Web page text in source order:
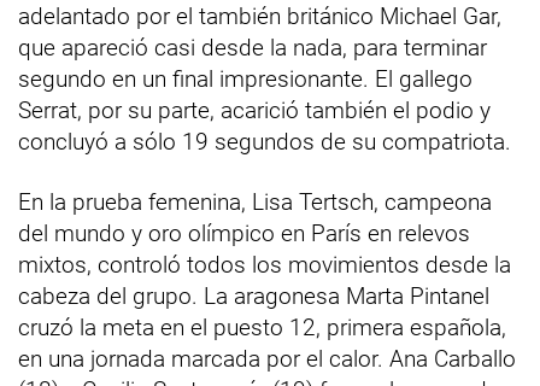
adelantado por el también británico Michael Gar,
que apareció casi desde la nada, para terminar
segundo en un final impresionante. El gallego
Serrat, por su parte, acarició también el podio y
concluyó a sólo 19 segundos de su compatriota.
En la prueba femenina, Lisa Tertsch, campeona
del mundo y oro olímpico en París en relevos
mixtos, controló todos los movimientos desde la
cabeza del grupo. La aragonesa Marta Pintanel
cruzó la meta en el puesto 12, primera española,
en una jornada marcada por el calor. Ana Carballo